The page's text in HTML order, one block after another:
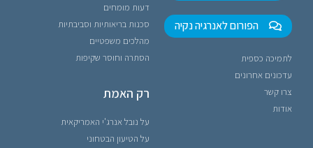
הפורום לאנרגיה נקיה
לתמיכה כספית
עדכונים אחרונים
צרו קשר
אודות
דעות מומחים
סכנות בריאותיות וסביבתיות
מהלכים משפטיים
הסתרה וחוסר שקיפות
רק האמת
על נובל אנרג'י האמריקאית
על הטיעון הבטחוני